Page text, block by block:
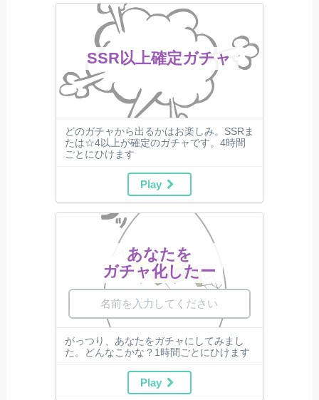
SSR以上確定ガチャ
どのガチャから出るかはお楽しみ。SSRま
たは☆4以上が確定のガチャです。4時間
ごとにひけます
Play
あなたを
ガチャ化したー
がっつり、あなたをガチャにしてみまし
た。どんなこかな？1時間ごとにひけます
Play